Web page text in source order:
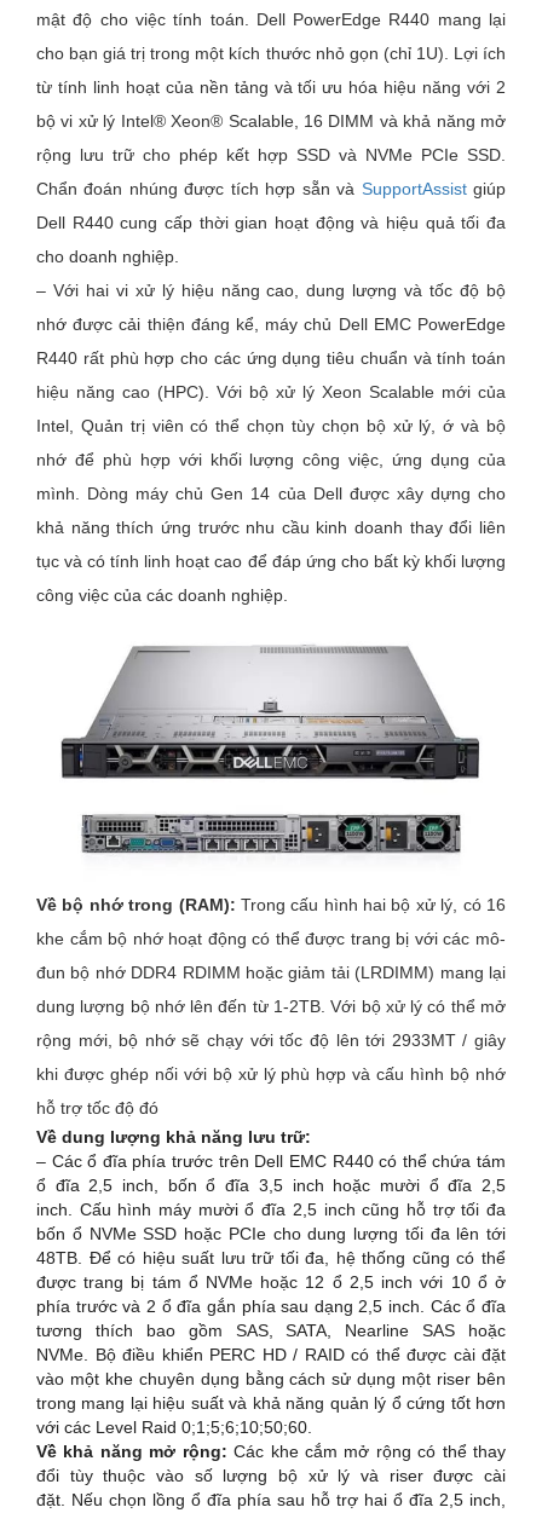
mật độ cho việc tính toán. Dell PowerEdge R440 mang lại
cho bạn giá trị trong một kích thước nhỏ gọn (chỉ 1U). Lợi ích
từ tính linh hoạt của nền tảng và tối ưu hóa hiệu năng với 2
bộ vi xử lý Intel® Xeon® Scalable, 16 DIMM và khả năng mở
rộng lưu trữ cho phép kết hợp SSD và NVMe PCIe SSD.
Chẩn đoán nhúng được tích hợp sẵn và SupportAssistgiúp
Dell R440 cung cấp thời gian hoạt động và hiệu quả tối đa
cho doanh nghiệp.
– Với hai vi xử lý hiệu năng cao, dung lượng và tốc độ bộ
nhớ được cải thiện đáng kể, máy chủ Dell EMC PowerEdge
R440 rất phù hợp cho các ứng dụng tiêu chuẩn và tính toán
hiệu năng cao (HPC). Với bộ xử lý Xeon Scalable mới của
Intel, Quản trị viên có thể chọn tùy chọn bộ xử lý, ớ và bộ
nhớ để phù hợp với khối lượng công việc, ứng dụng của
mình. Dòng máy chủ Gen 14 của Dell được xây dựng cho
khả năng thích ứng trước nhu cầu kinh doanh thay đổi liên
tục và có tính linh hoạt cao để đáp ứng cho bất kỳ khối lượng
công việc của các doanh nghiệp.
Về bộ nhớ trong (RAM): Trong cấu hình hai bộ xử lý, có 16
khe cắm bộ nhớ hoạt động có thể được trang bị với các mô-
đun bộ nhớ DDR4 RDIMM hoặc giảm tải (LRDIMM) mang lại
dung lượng bộ nhớ lên đến từ 1-2TB. Với bộ xử lý có thể mở
rộng mới, bộ nhớ sẽ chạy với tốc độ lên tới 2933MT / giây
khi được ghép nối với bộ xử lý phù hợp và cấu hình bộ nhớ
hỗ trợ tốc độ đó
Về dung lượng khả năng lưu trữ:
– Các ổ đĩa phía trước trên Dell EMC R440 có thể chứa tám
ổ đĩa 2,5 inch, bốn ổ đĩa 3,5 inch hoặc mười ổ đĩa 2,5
inch. Cấu hình máy mười ổ đĩa 2,5 inch cũng hỗ trợ tối đa
bốn ổ NVMe SSD hoặc PCIe cho dung lượng tối đa lên tới
48TB. Để có hiệu suất lưu trữ tối đa, hệ thống cũng có thể
được trang bị tám ổ NVMe hoặc 12 ổ 2,5 inch với 10 ổ ở
phía trước và 2 ổ đĩa gắn phía sau dạng 2,5 inch. Các ổ đĩa
tương thích bao gồm SAS, SATA, Nearline SAS hoặc
NVMe. Bộ điều khiển PERC HD / RAID có thể được cài đặt
vào một khe chuyên dụng bằng cách sử dụng một riser bên
trong mang lại hiệu suất và khả năng quản lý ổ cứng tốt hơn
với các Level Raid 0;1;5;6;10;50;60.
Về khả năng mở rộng:Các khe cắm mở rộng có thể thay
đổi tùy thuộc vào số lượng bộ xử lý và riser được cài
đặt. Nếu chọn lồng ổ đĩa phía sau hỗ trợ hai ổ đĩa 2,5 inch,